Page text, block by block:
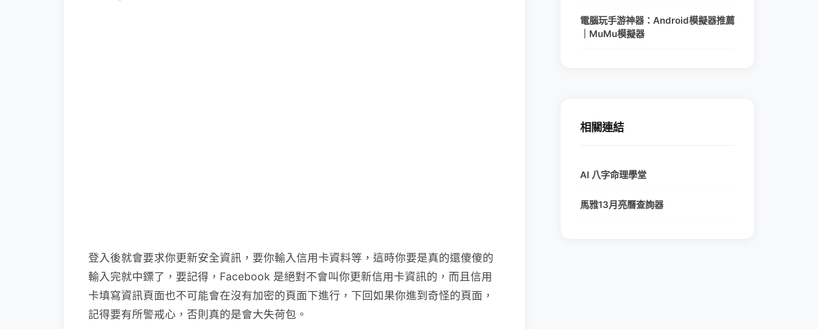
登入後就會要求你更新安全資訊，要你輸入信用卡資料等，這時你要是真的還傻傻的
輸入完就中鏢了，要記得，Facebook 是絕對不會叫你更新信用卡資訊的，而且信用
卡填寫資訊頁面也不可能會在沒有加密的頁面下進行，下回如果你進到奇怪的頁面，
記得要有所警戒心，否則真的是會大失荷包。
電腦玩手游神器：Android模擬器推薦
｜MuMu模擬器
相關連結
AI 八字命理學堂
馬雅13月亮曆查詢器